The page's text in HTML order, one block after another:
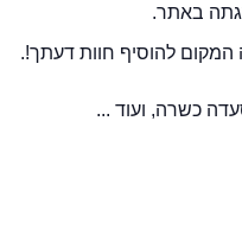
באתר.
להוסיף חוות דעתך!.
כשרה, ועוד ...